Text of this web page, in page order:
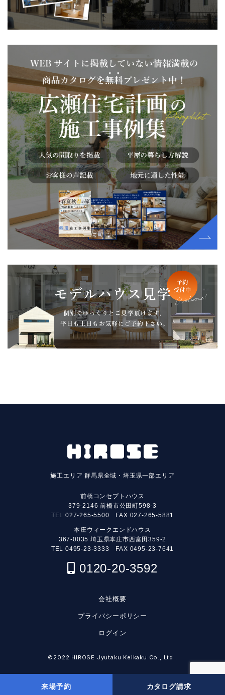
施工エリア群馬県全域・埼玉県一部エリア
前橋コンセプトハウス
379-2146 前橋市公田町598-3
TEL 027-265-5500 FAX 027-265-5881
本庄ウィークエンドハウス
367-0035 埼玉県本庄市西富田359-2
TEL 0495-23-3333 FAX 0495-23-7641
0120-20-3592
会社概要
プライバシーポリシー
ログイン
©2022 HIROSE Jyutaku Keikaku Co., Ltd .
来場予約 カタログ請求